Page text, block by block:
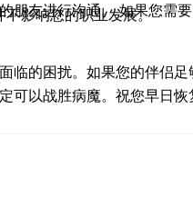
友进行沟通。 如果您需
不影响您的职业发展。
的困扰。如果您的伴侣
可以战胜病魔。祝您早日恢